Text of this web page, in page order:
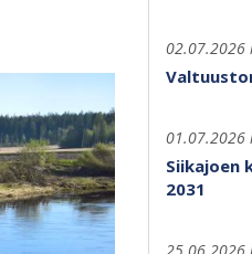
02.07.2026
01.07.2026
Siikajoen
2031